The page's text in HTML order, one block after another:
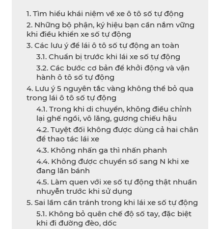
1. Tìm hiểu khái niệm về xe ô tô số tự động
2. Những bộ phận, ký hiệu bạn cần nắm vững
khi điều khiển xe số tự động
3. Các lưu ý để lái ô tô số tự động an toàn
3.1. Chuẩn bị trước khi lái xe số tự động
3.2. Các bước cơ bản để khởi động và vận
hành ô tô số tự động
4. Lưu ý 5 nguyên tắc vàng không thể bỏ qua
trong lái ô tô số tự động
4.1. Trong khi di chuyển, không điều chỉnh
lại ghế ngồi, vô lăng, gương chiếu hậu
4.2. Tuyệt đối không được dùng cả hai chân
để thao tác lái xe
4.3. Không nhấn ga thì nhấn phanh
4.4. Không được chuyển số sang N khi xe
đang lăn bánh
4.5. Làm quen với xe số tự động thật nhuần
nhuyễn trước khi sử dụng
5. Sai lầm cần tránh trong khi lái xe số tự động
5.1. Không bỏ quên chế độ số tay, đặc biệt
khi đi đường đèo, dốc